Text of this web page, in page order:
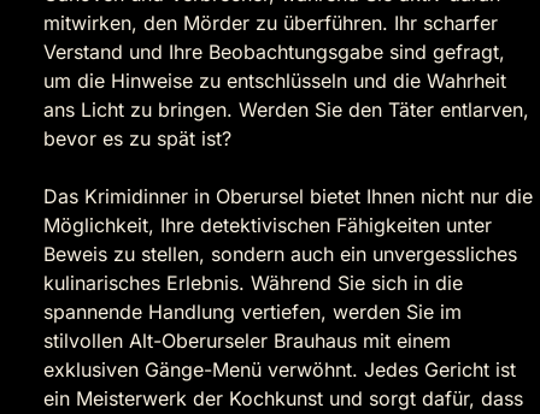
mitwirken, den Mörder zu überführen. Ihr scharfer
Verstand und Ihre Beobachtungsgabe sind gefragt,
um die Hinweise zu entschlüsseln und die Wahrheit
ans Licht zu bringen. Werden Sie den Täter entlarven,
bevor es zu spät ist?
Das Krimidinner in Oberursel bietet Ihnen nicht nur die
Möglichkeit, Ihre detektivischen Fähigkeiten unter
Beweis zu stellen, sondern auch ein unvergessliches
kulinarisches Erlebnis. Während Sie sich in die
spannende Handlung vertiefen, werden Sie im
stilvollen Alt-Oberurseler Brauhaus mit einem
exklusiven Gänge-Menü verwöhnt. Jedes Gericht ist
ein Meisterwerk der Kochkunst und sorgt dafür, dass